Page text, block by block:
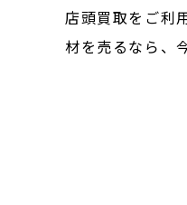
店頭買取をご利
材を売るなら、